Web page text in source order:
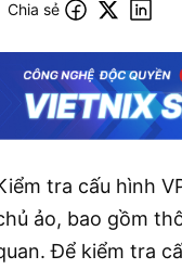
Chia sẻ
tra cấu hình
ảo, bao gồm
Để kiểm tra